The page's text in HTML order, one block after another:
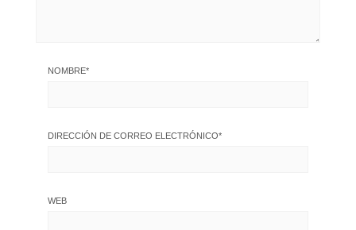
NOMBRE*
DIRECCIÓN DE CORREO ELECTRÓNICO*
WEB